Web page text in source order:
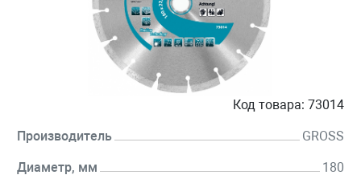
Код товара: 73014
Производитель GROSS
Диаметр, мм 180